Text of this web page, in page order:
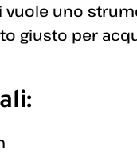
vuole uno
giusto per